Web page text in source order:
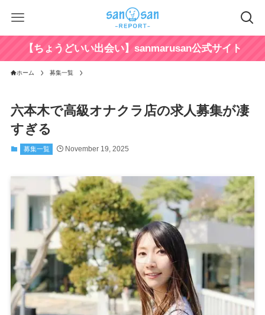
【ちょうどいい出会い】sanmarusan公式サイト
ホーム 募集一覧
六本木で高級オナクラ店の求人募集が凄
すぎる
募集一覧 November 19, 2025